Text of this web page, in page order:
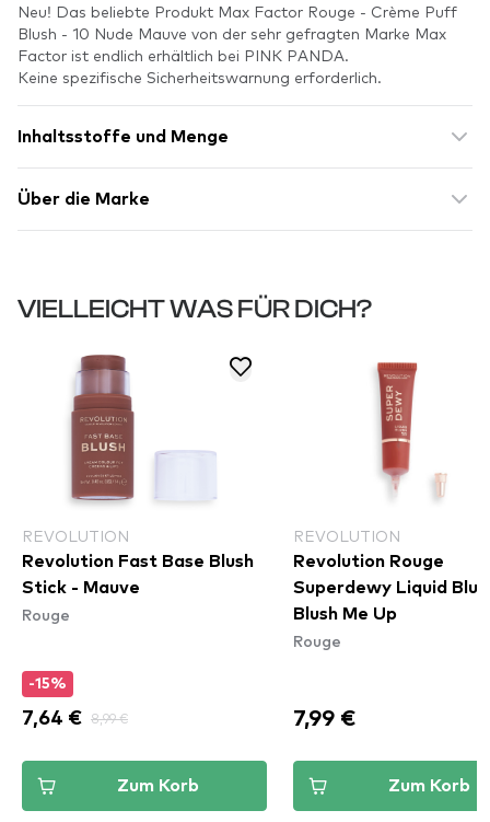
Neu! Das beliebte Produkt Max Factor Rouge - Crème Puff
Blush - 10 Nude Mauve von der sehr gefragten Marke Max
Factor ist endlich erhältlich bei PINK PANDA.
Keine spezifische Sicherheitswarnung erforderlich.
Inhaltsstoffe und Menge
Über die Marke
VIELLEICHT WAS FÜR DICH?
REVOLUTION
Revolution Fast Base Blush
Stick - Mauve
Rouge
-15%
7,64 € 8,99 €
Zum Korb
REVOLUTION
Revolution Rouge
Superdewy Liquid
Blush Me Up
Rouge
7,99 €
Zum Korb